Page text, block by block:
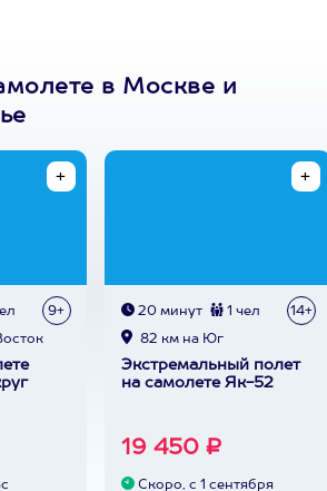
в Москве и
9+ 20 минут 1 чел 14+
82 км на Юг
Экстремальный полет
на самолете Як-52
19 450 ₽
Скоро, с 1 сентября